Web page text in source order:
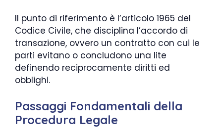
Il punto di riferimento è l’articolo 1965 del
Codice Civile, che disciplina l’accordo di
transazione, ovvero un contratto con cui le
parti evitano o concludono una lite
definendo reciprocamente diritti ed
obblighi.
Passaggi Fondamentali della
Procedura Legale